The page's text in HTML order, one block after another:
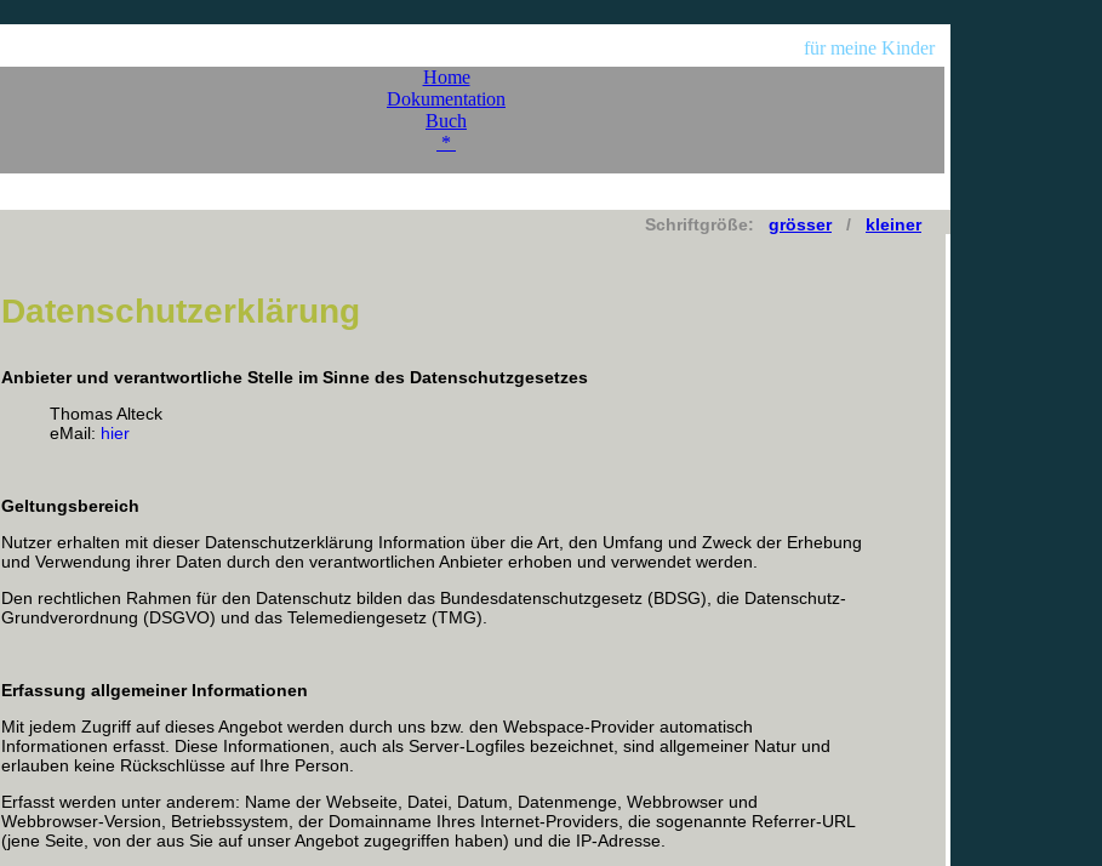
für meine Kinder
Home
Dokumentation
Buch
*
Schriftgröße: grösser/ kleiner
Datenschutzerklärung
Anbieter und verantwortliche Stelle im Sinne des Datenschutzgesetzes
Thomas Alteck
eMail: hier
Geltungsbereich
Nutzer erhalten mit dieser Datenschutzerklärung Information über die Art, den Umfang und Zweck der Erhebung
und Verwendung ihrer Daten durch den verantwortlichen Anbieter erhoben und verwendet werden.
Den rechtlichen Rahmen für den Datenschutz bilden das Bundesdatenschutzgesetz (BDSG), die Datenschutz-
Grundverordnung (DSGVO) und das Telemediengesetz (TMG).
Erfassung allgemeiner Informationen
Mit jedem Zugriff auf dieses Angebot werden durch uns bzw. den Webspace-Provider automatisch
Informationen erfasst. Diese Informationen, auch als Server-Logfiles bezeichnet, sind allgemeiner Natur und
erlauben keine Rückschlüsse auf Ihre Person.
Erfasst werden unter anderem: Name der Webseite, Datei, Datum, Datenmenge, Webbrowser und
Webbrowser-Version, Betriebssystem, der Domainname Ihres Internet-Providers, die sogenannte Referrer-URL
(jene Seite, von der aus Sie auf unser Angebot zugegriffen haben) und die IP-Adresse.